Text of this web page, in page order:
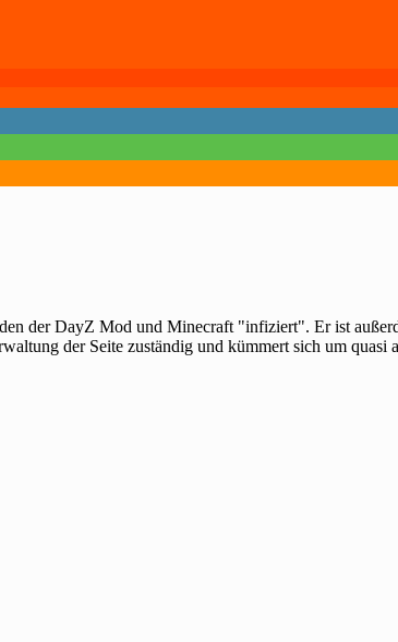
der DayZ Mod und Minecraft "infiziert". Er ist
der Seite zuständig und kümmert sich um quasi